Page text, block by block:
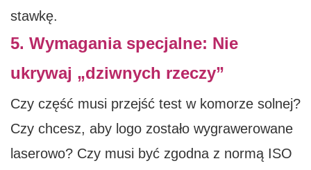
stawkę.
5. Wymagania specjalne: Nie
ukrywaj „dziwnych rzeczy”
Czy część musi przejść test w komorze solnej?
Czy chcesz, aby logo zostało wygrawerowane
laserowo? Czy musi być zgodna z normą ISO